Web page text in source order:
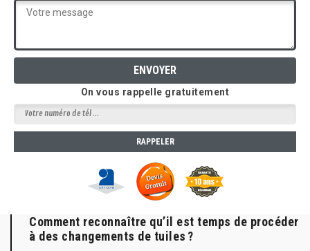
On vous rappelle gratuitement
Comment reconnaître qu’il est temps de procéder
à des changements de tuiles ?